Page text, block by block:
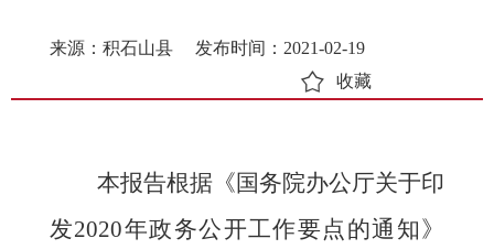
来源：积石山县
发布时间：2021-02-19
收藏
本报告根据 《国务院办公厅关于印
发2020年政务公开工作要点的通知》